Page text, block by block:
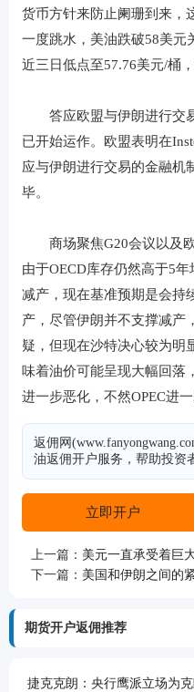
货币方针来防止阑珊到来，
一度跳水，美油跌破58美元
近三日低点至57.76美元/桶
答应欧盟与伊朗进行交
已开始运作。欧盟表明在
应与伊朗进行交易的金融机
毕。
商场聚焦G20会议以及欧
由于OECD库存仍然高于5
减产，现在基准预期是会持
产，尽管伊朗并不支撑减产
疑，但现在沙特决心较为明
味着油价可能呈现大幅回落
进一步恶化，不然OPEC进
返佣网
油返佣开户服务，帮助投资
立即开户
上一篇： 美元一直承受着巨
下一篇： 美国和伊朗之间的
期货开户返佣推荐
捷克克朗：央行鹰派立场为